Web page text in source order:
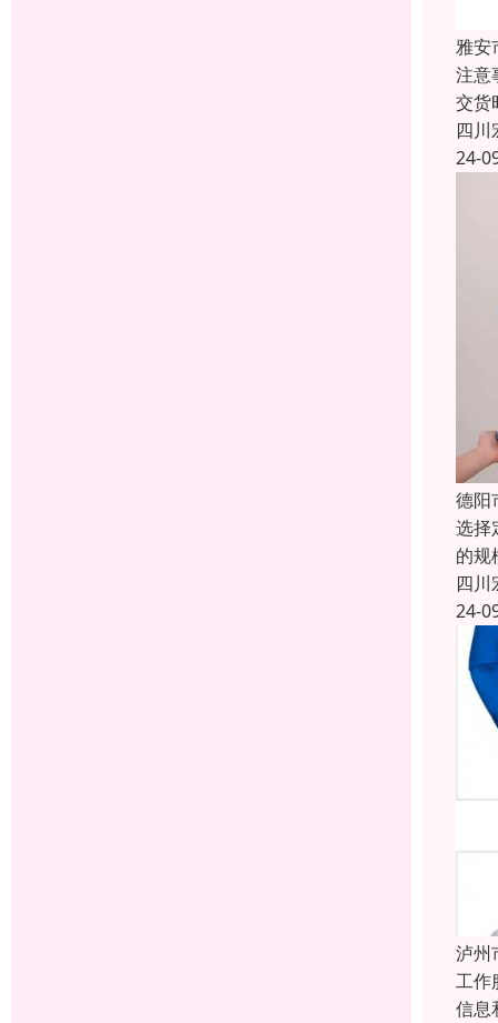
雅安
注意
交货
四川
24-
德阳
选择
的规
四川
24-
泸州
工作
信息